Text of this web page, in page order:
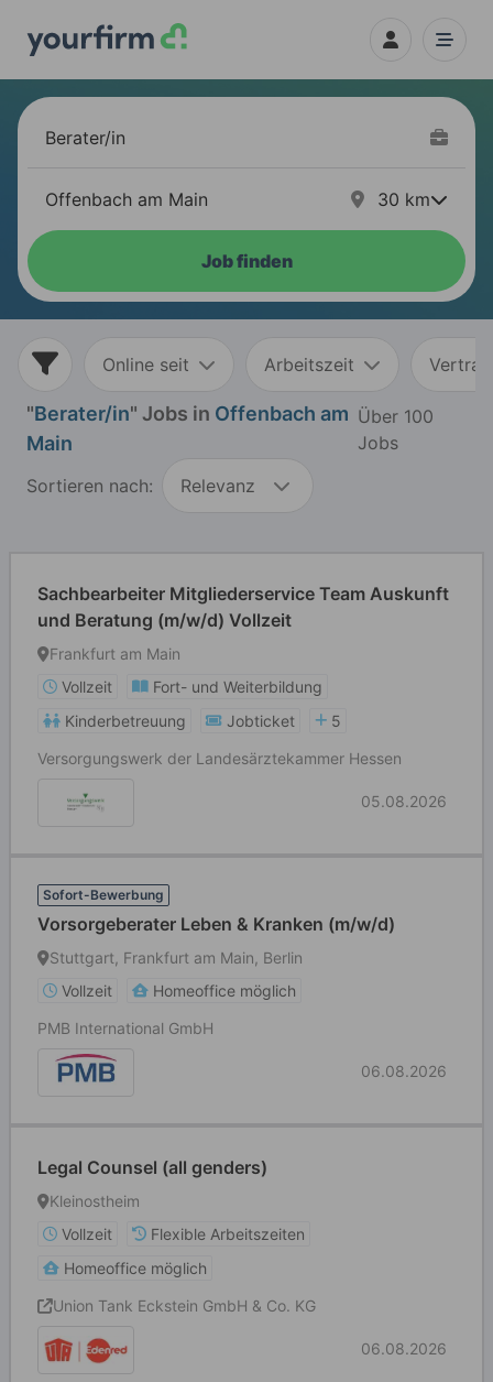
30 km
Job finden
Online seit Arbeitszeit
"Berater/in" Jobs in Offenbach am
Main
Über 100
Jobs
Sortieren nach:
Relevanz
Sachbearbeiter Mitgliederservice Team Auskunft
und Beratung (m/w/d) Vollzeit
Frankfurt am Main
Vollzeit
Fort- und Weiterbildung
Kinderbetreuung
Jobticket
5
Versorgungswerk der Landesärztekammer Hessen
05.08.2026
Sofort-Bewerbung
Vorsorgeberater Leben & Kranken (m/w/d)
Stuttgart, Frankfurt am Main, Berlin
Vollzeit
Homeoffice möglich
PMB International GmbH
06.08.2026
Legal Counsel (all genders)
Kleinostheim
Vollzeit
Flexible Arbeitszeiten
Homeoffice möglich
Union Tank Eckstein GmbH & Co. KG
06.08.2026